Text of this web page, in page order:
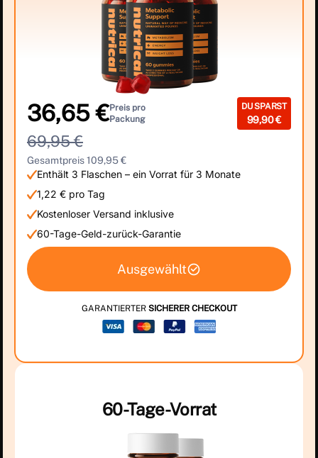
36,65 €Preis pro
Packung
DU SPARST
99,90 €
69,95 €
Gesamtpreis 109,95 €
Enthält 3 Flaschen – ein Vorrat für 3 Monate
1,22 € pro Tag
Kostenloser Versand inklusive
60-Tage-Geld-zurück-Garantie
Ausgewählt
GARANTIERTER SICHERER CHECKOUT
60-Tage-Vorrat